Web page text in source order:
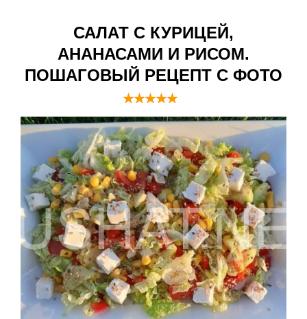
САЛАТ С КУРИЦЕЙ,
АНАНАСАМИ И РИСОМ.
ПОШАГОВЫЙ РЕЦЕПТ С ФОТО